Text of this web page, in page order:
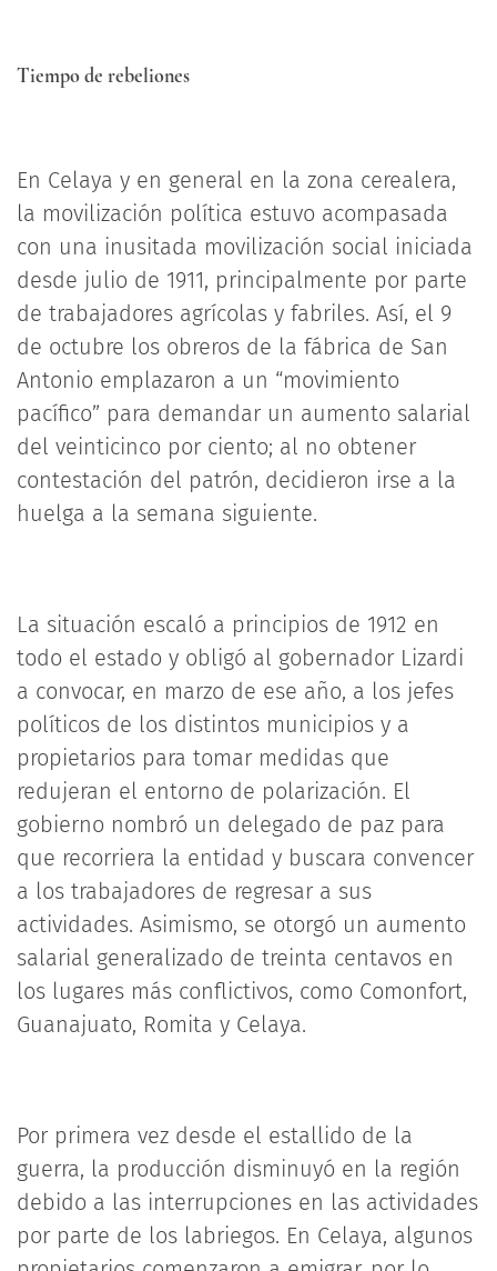
Tiempo de rebeliones
En Celaya y en general en la zona cerealera,
la movilización política estuvo acompasada
con una inusitada movilización social iniciada
desde julio de 1911, principalmente por parte
de trabajadores agrícolas y fabriles. Así, el 9
de octubre los obreros de la fábrica de San
Antonio emplazaron a un “movimiento
pacífico” para demandar un aumento salarial
del veinticinco por ciento; al no obtener
contestación del patrón, decidieron irse a la
huelga a la semana siguiente.
La situación escaló a principios de 1912 en
todo el estado y obligó al gobernador Lizardi
a convocar, en marzo de ese año, a los jefes
políticos de los distintos municipios y a
propietarios para tomar medidas que
redujeran el entorno de polarización. El
gobierno nombró un delegado de paz para
que recorriera la entidad y buscara convencer
a los trabajadores de regresar a sus
actividades. Asimismo, se otorgó un aumento
salarial generalizado de treinta centavos en
los lugares más conflictivos, como Comonfort,
Guanajuato, Romita y Celaya.
Por primera vez desde el estallido de la
guerra, la producción disminuyó en la región
debido a las interrupciones en las actividades
por parte de los labriegos. En Celaya, algunos